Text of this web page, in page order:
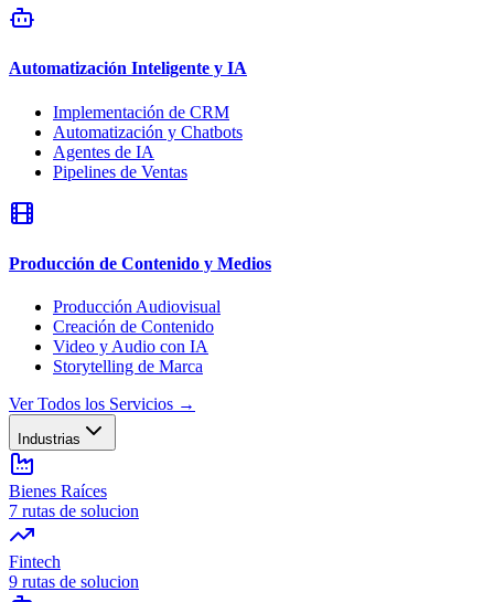
Automatización Inteligente y IA
Implementación de CRM
Automatización y Chatbots
Agentes de IA
Pipelines de Ventas
Producción de Contenido y Medios
Producción Audiovisual
Creación de Contenido
Video y Audio con IA
Storytelling de Marca
Ver Todos los Servicios →
Industrias
Bienes Raíces
7 rutas de solucion
Fintech
9 rutas de solucion